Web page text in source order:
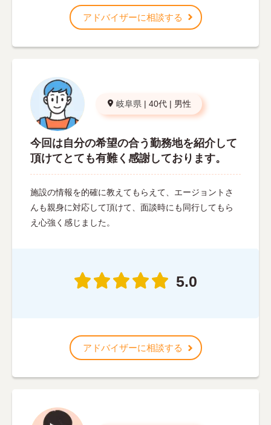
アドバイザーに相談する
岐阜県 | 40代 | 男性
今回は自分の希望の合う勤務地を紹介して
頂けてとても有難く感謝しております。
施設の情報を的確に教えてもらえて、エージョントさ
んも親身に対応して頂けて、面談時にも同行してもら
え心強く感じました。
5.0
アドバイザーに相談する